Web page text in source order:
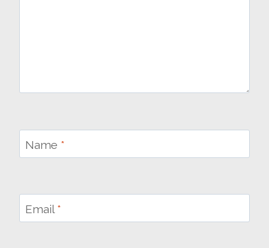
Name *
Email *